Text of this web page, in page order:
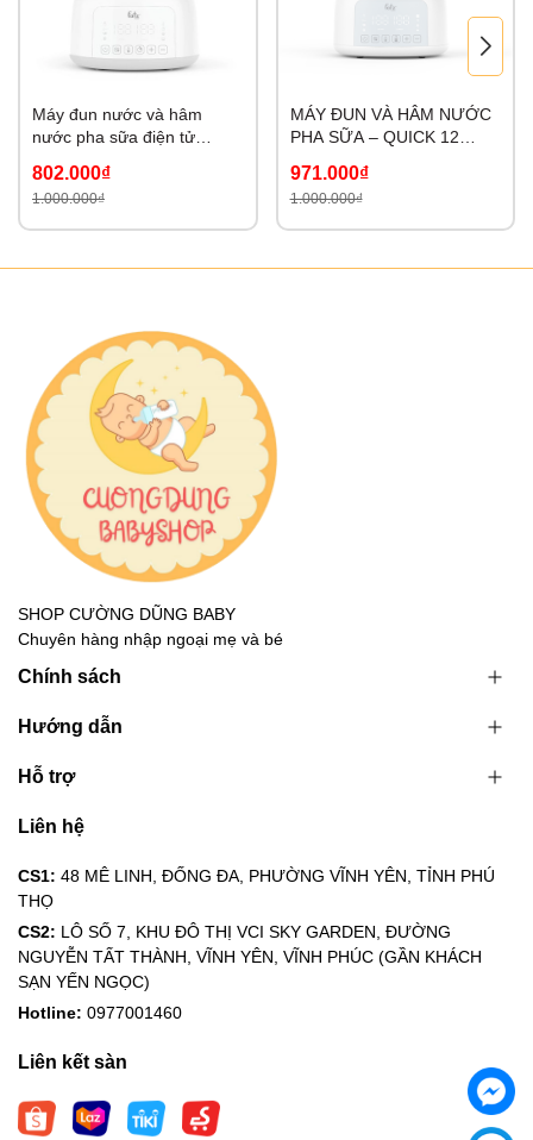
Máy đun nước và hâm
nước pha sữa điện tử
FB3503HB
802.000₫
1.000.000₫
MÁY ĐUN VÀ HÂM NƯỚC
PHA SỮA – QUICK 12
971.000₫
1.000.000₫
SHOP CƯỜNG DŨNG BABY
Chuyên hàng nhập ngoại mẹ và bé
Chính sách
Hướng dẫn
Hỗ trợ
Liên hệ
CS1: 48 MÊ LINH, ĐỐNG ĐA, PHƯỜNG VĨNH YÊN, TỈNH PHÚ
THỌ
CS2: LÔ SỐ 7, KHU ĐÔ THỊ VCI SKY GARDEN, ĐƯỜNG
NGUYỄN TẤT THÀNH, VĨNH YÊN, VĨNH PHÚC (GẦN KHÁCH
SẠN YẾN NGỌC)
Hotline: 0977001460
Liên kết sàn